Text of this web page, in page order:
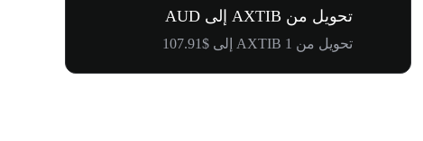
تحويل من AXTIB إلى AUD
تحويل من 1 AXTIB إلى $107.91